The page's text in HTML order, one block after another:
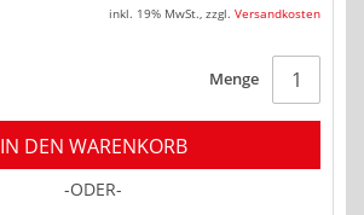
inkl. 19% MwSt., zzgl. Versandkosten
Menge
IN DEN WARENKORB
-ODER-